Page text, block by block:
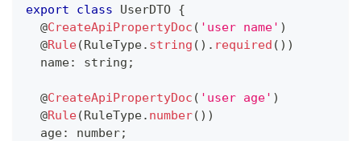
export class UserDTO {
@CreateApiPropertyDoc ( 'user name' )
@Rule(RuleType. string ( ) . required ( ) )
  name
: string ;
@CreateApiPropertyDoc ( 'user age' )
@Rule(RuleType. number( ) )
  age
: number;